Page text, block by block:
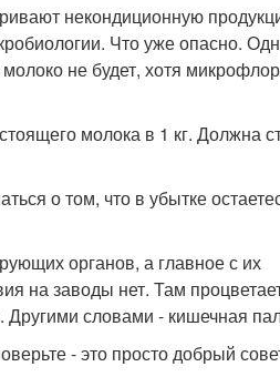
некондиционную
Что уже опасно.
не будет, хотя
молока в 1 кг. Должна
о том, что в убытке
органов, а главное с их
на заводы нет. Там
Другими словами - кишечная
- это просто добрый